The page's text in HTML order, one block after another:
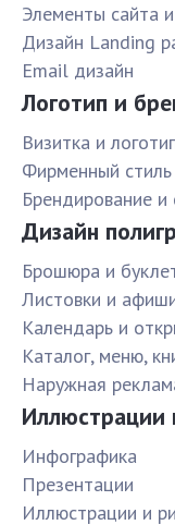
Элементы сайта
Дизайн Landing
Email дизайн
Логотип и
Визитка и
Фирменный стиль
Брендирование и
Дизайн
Брошюра и
Листовки и
Календарь и
Каталог, меню,
Наружная
Иллюстрации
Инфографика
Презентации
Иллюстрации и